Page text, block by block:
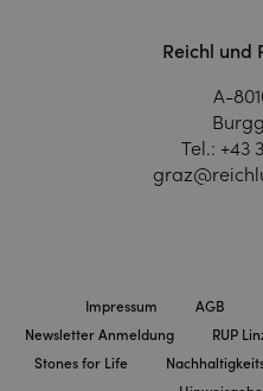
Reichl und
A-
Tel.: +43
Impressum AGB
Newsletter Anmeldung
RUP
Stones for Life